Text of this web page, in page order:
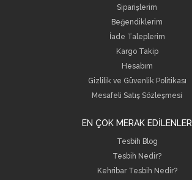
Siparişlerim
Beğendiklerim
İade Taleplerim
Kargo Takip
Hesabım
Gizlilik ve Güvenlik Politikası
Mesafeli Satış Sözleşmesi
EN ÇOK MERAK EDİLENLER
Tesbih Blog
Tesbih Nedir?
Kehribar Tesbih Nedir?